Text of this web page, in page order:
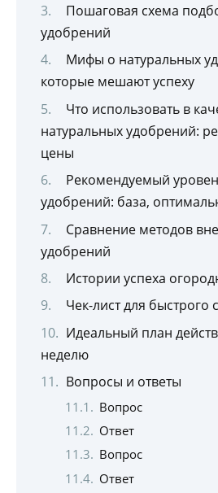
Пошаговая схема
удобрений
Мифы о натуральных
которые мешают успеху
Что использовать в
натуральных удобрений:
цены
Рекомендуемый
удобрений: база,
Сравнение методов
удобрений
Истории успеха
Чек-лист для быстрого
Идеальный план
неделю
Вопросы и ответы
Вопрос
Ответ
Вопрос
Ответ